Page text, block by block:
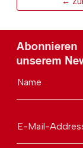
Abonnieren
unserem
Name
E-Mail-